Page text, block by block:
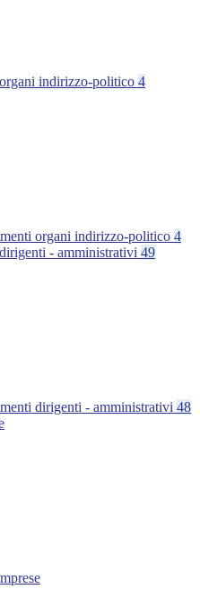
indirizzo-politico 4
organi indirizzo-politico 4
- amministrativi 49
dirigenti - amministrativi 48